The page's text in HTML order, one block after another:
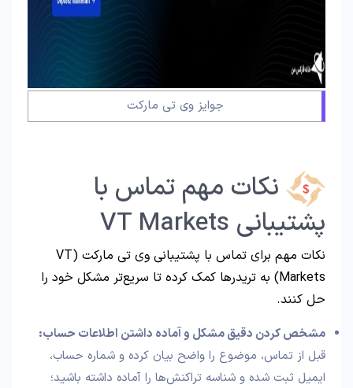
جوایز وی تی مارکت
نکات مهم تماس با
پشتیبانی VT Markets
نکات مهم برای تماس با پشتیبانی وی تی مارکت (VT
Markets) به تریدرها کمک کرده تا سریع‌تر مشکل خود را
حل کنند.
مشخص کردن دقیق مشکل و آماده داشتن اطلاعات حساب:
قبل از تماس، موضوع را واضح بیان کرده و شماره حساب،
ایمیل ثبت شده و شناسه تراکنش‌ها را آماده داشته باشید؛